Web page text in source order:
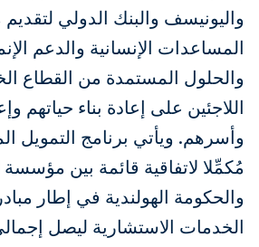
واليونيسف والبنك الدولي
المساعدات الإنسانية والدعم
والحلول المستمدة من القطاع
اللاجئين على إعادة بناء حياتهم
وأسرهم. ويأتي برنامج التمويل
مُكمِّلا لاتفاقية قائمة بين مؤسسة
والحكومة الهولندية في إطار
الخدمات الاستشارية ليصل